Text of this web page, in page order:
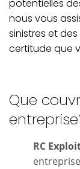
potentielles
nous vous
sinistres et
certitude que
Que
RC